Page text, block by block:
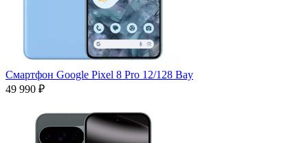
Смартфон Google Pixel 8 Pro 12/128 Bay
49 990 ₽